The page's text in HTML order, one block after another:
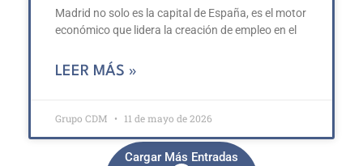
Madrid no solo es la capital de España, es el motor
económico que lidera la creación de empleo en el
LEER MÁS »
Grupo CDM 11 de mayo de 2026
Cargar Más Entradas